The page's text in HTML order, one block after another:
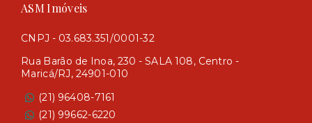
ASM Imóveis
CNPJ - 03.683.351/0001-32
Rua Barão de Inoa, 230 - SALA 108, Centro -
Maricá/RJ, 24901-010
(21) 96408-7161
(21) 99662-6220